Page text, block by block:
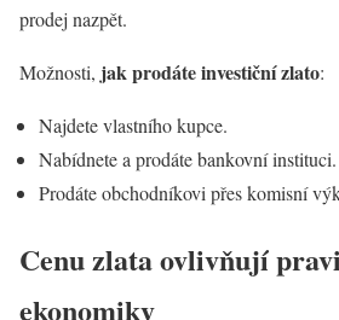
prodej nazpět.
Možnosti, jak prodáte investiční zlato:
Najdete vlastního kupce.
Nabídnete a prodáte bankovní instituci.
Prodáte obchodníkovi přes komisní
Cenu zlata ovlivňují
ekonomiky